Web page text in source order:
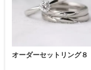
オーダーセットリング８